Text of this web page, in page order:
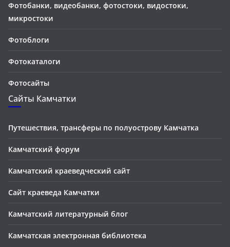
Фотобанки, видеобанки, фотостоки, видостоки,
микростоки
Фотоблоги
Фотокаталоги
Фотосайты
Сайты Камчатки
Путешествия, трансферы по полуострову Камчатка
Камчатский форум
Камчатский краеведческий сайт
Сайт краеведа Камчатки
Камчатский литературный блог
Камчатская электронная библиотека